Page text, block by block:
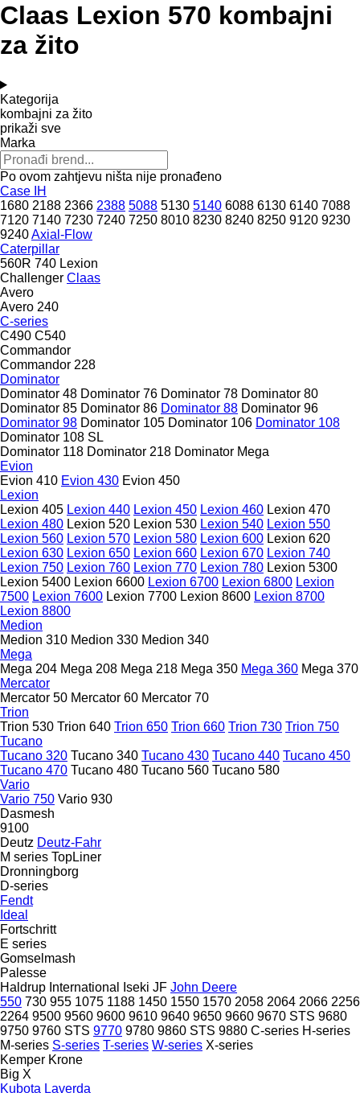
Claas Lexion 570 kombajni
za žito
Kategorija
kombajni za žito
prikaži sve
Marka
Po ovom zahtjevu ništa nije pronađeno
Case IH
1680 2188 2366 2388 5088 5130 5140 6088 6130 6140 7088
7120 7140 7230 7240 7250 8010 8230 8240 8250 9120 9230
9240Axial-Flow
Caterpillar
560R 740 Lexion
Challenger Claas
Avero
Avero 240
C-series
C490 C540
Commandor
Commandor 228
Dominator
Dominator 48 Dominator 76 Dominator 78 Dominator 80
Dominator 85 Dominator 86 Dominator 88 Dominator 96
Dominator 98 Dominator 105 Dominator 106 Dominator 108
Dominator 108 SL
Dominator 118 Dominator 218 Dominator Mega
Evion
Evion 410 Evion 430 Evion 450
Lexion
Lexion 405 Lexion 440 Lexion 450 Lexion 460 Lexion 470
Lexion 480 Lexion 520 Lexion 530 Lexion 540 Lexion 550
Lexion 560 Lexion 570 Lexion 580 Lexion 600 Lexion 620
Lexion 630 Lexion 650 Lexion 660 Lexion 670 Lexion 740
Lexion 750 Lexion 760 Lexion 770 Lexion 780 Lexion 5300
Lexion 5400 Lexion 6600 Lexion 6700 Lexion 6800 Lexion
7500 Lexion 7600 Lexion 7700 Lexion 8600 Lexion 8700
Lexion 8800
Medion
Medion 310 Medion 330 Medion 340
Mega
Mega 204 Mega 208 Mega 218 Mega 350 Mega 360 Mega 370
Mercator
Mercator 50 Mercator 60 Mercator 70
Trion
Trion 530 Trion 640 Trion 650 Trion 660 Trion 730 Trion 750
Tucano
Tucano 320 Tucano 340 Tucano 430 Tucano 440 Tucano 450
Tucano 470 Tucano 480 Tucano 560 Tucano 580
Vario
Vario 750 Vario 930
Dasmesh
9100
Deutz Deutz-Fahr
M series TopLiner
Dronningborg
D-series
Fendt
Ideal
Fortschritt
E series
Gomselmash
Palesse
Haldrup International Iseki JF John Deere
550 730 955 1075 1188 1450 1550 1570 2058 2064 2066 2256
2264 9500 9560 9600 9610 9640 9650 9660 9670 STS 9680
9750 9760 STS 9770 9780 9860 STS 9880 C-series H-series
M-series S-series T-series W-series X-series
Kemper Krone
Big X
Kubota Laverda